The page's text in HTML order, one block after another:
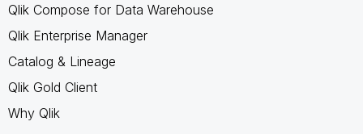
Qlik Compose for Data Warehouse
Qlik Enterprise Manager
Catalog & Lineage
Qlik Gold Client
Why Qlik